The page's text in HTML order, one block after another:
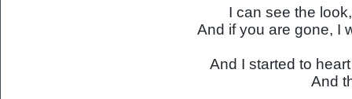
I can see the
And if you are gone, I
And I started to
And